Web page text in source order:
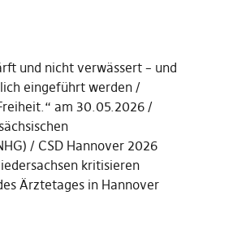
und nicht verwässert – und
eingeführt werden
am 30.05.2026
CSD Hannover 2026
kritisieren
Ärztetages in Hannover